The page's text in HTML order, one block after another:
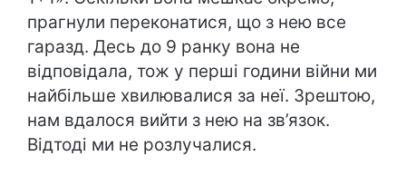
прагнули переконатися, що з нею все
гаразд. Десь до 9 ранку вона не
відповідала, тож у перші години війни ми
найбільше хвилювалися за неї. Зрештою,
нам вдалося вийти з нею на зв’язок.
Відтоді ми не розлучалися.